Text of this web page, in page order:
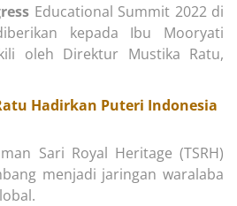
Educational Summit 2022 di
kepada Ibu Mooryati
oleh Direktur Mustika Ratu,
Hadirkan Puteri Indonesia
Sari Royal Heritage (TSRH)
menjadi jaringan waralaba